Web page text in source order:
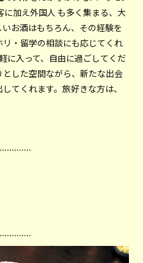
加え外国人 も多く集まる、大
お酒はもちろん、その経験を
・留学の相談にも応じてくれ
に入って、自由に過ごしてくだ
した空間ながら、新たな出会
てくれます。旅好きな方は、